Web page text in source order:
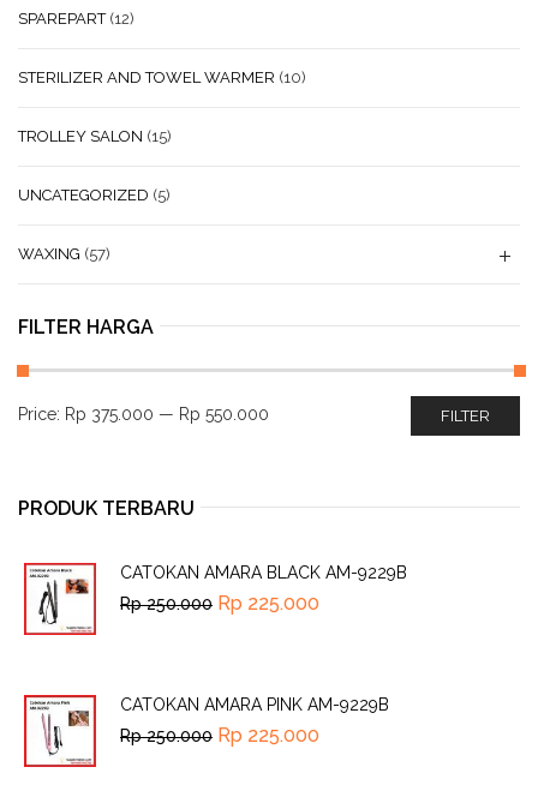
SPAREPART (12)
STERILIZER AND TOWEL WARMER (10)
TROLLEY SALON (15)
UNCATEGORIZED (5)
WAXING (57)
FILTER HARGA
FILTER
Price: Rp 375.000 — Rp 550.000
PRODUK TERBARU
CATOKAN AMARA BLACK AM-9229B
Rp250.000 Rp 225.000
CATOKAN AMARA PINK AM-9229B
Rp250.000 Rp 225.000